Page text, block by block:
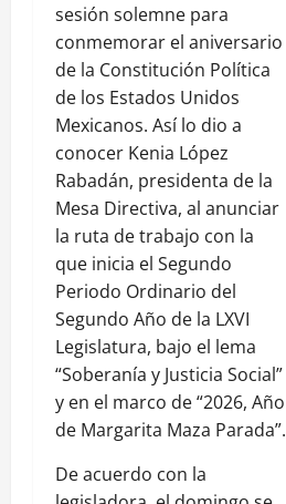
sesión solemne para
conmemorar el aniversario
de la Constitución Política
de los Estados Unidos
Mexicanos. Así lo dio a
conocer Kenia López
Rabadán, presidenta de la
Mesa Directiva, al anunciar
la ruta de trabajo con la
que inicia el Segundo
Periodo Ordinario del
Segundo Año de la LXVI
Legislatura, bajo el lema
“Soberanía y Justicia Social”
y en el marco de “2026, Año
de Margarita Maza Parada”.
De acuerdo con la